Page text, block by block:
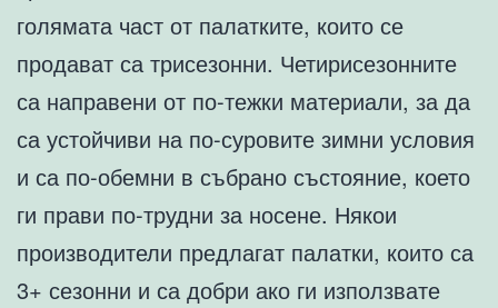
голямата част от палатките, които се
продават са трисезонни. Четирисезонните
са направени от по-тежки материали, за да
са устойчиви на по-суровите зимни условия
и са по-обемни в събрано състояние, което
ги прави по-трудни за носене. Някои
производители предлагат палатки, които са
3+ сезонни и са добри ако ги използвате